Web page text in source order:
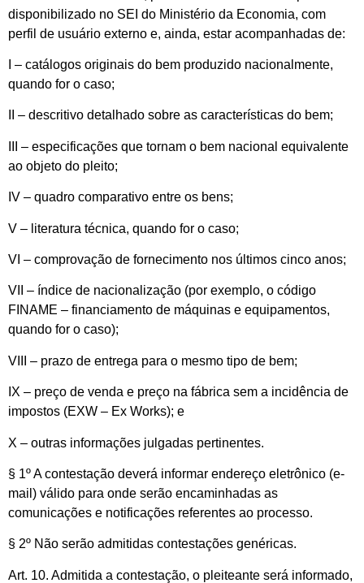
disponibilizado no SEI do Ministério da Economia, com
perfil de usuário externo e, ainda, estar acompanhadas de:
I – catálogos originais do bem produzido nacionalmente,
quando for o caso;
II – descritivo detalhado sobre as características do bem;
III – especificações que tornam o bem nacional equivalente
ao objeto do pleito;
IV – quadro comparativo entre os bens;
V – literatura técnica, quando for o caso;
VI – comprovação de fornecimento nos últimos cinco anos;
VII – índice de nacionalização (por exemplo, o código
FINAME – financiamento de máquinas e equipamentos,
quando for o caso);
VIII – prazo de entrega para o mesmo tipo de bem;
IX – preço de venda e preço na fábrica sem a incidência de
impostos (EXW – Ex Works); e
X – outras informações julgadas pertinentes.
§ 1º A contestação deverá informar endereço eletrônico (e-
mail) válido para onde serão encaminhadas as
comunicações e notificações referentes ao processo.
§ 2º Não serão admitidas contestações genéricas.
Art. 10. Admitida a contestação, o pleiteante será informado,